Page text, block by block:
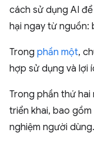
cách sử dụng AI
hại ngay từ nguồn:
Trong phần một,
hợp sử dụng và lợi
Trong phần thứ hai
triển khai, bao
nghiệm người dùng.